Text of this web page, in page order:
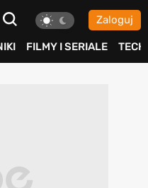
Zaloguj
FILMY I SERIALE TECH